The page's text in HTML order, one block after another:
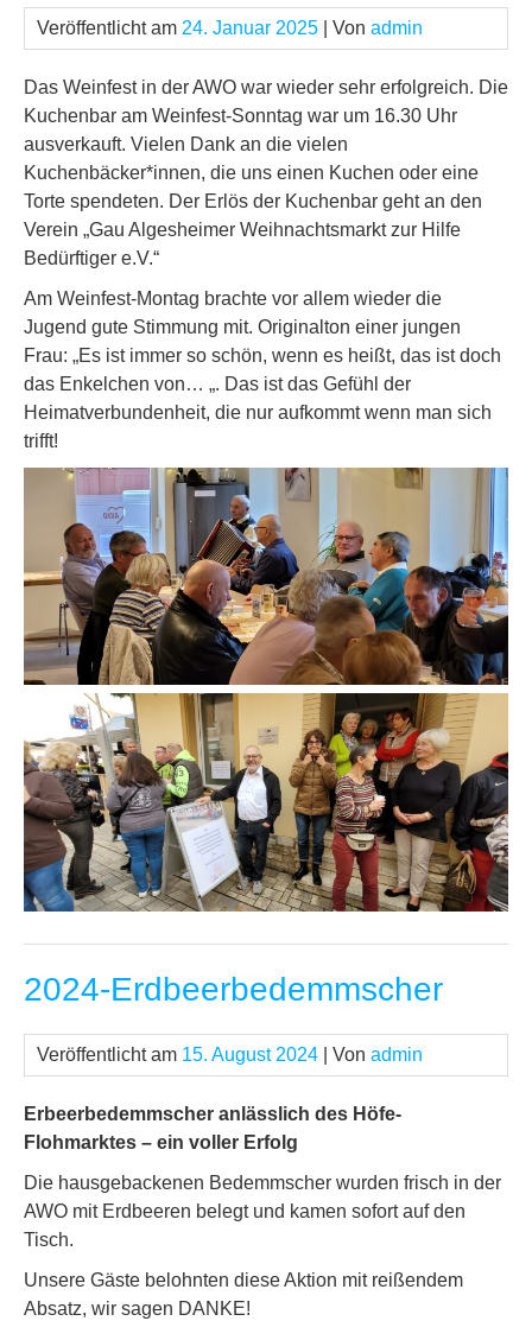
Veröffentlicht am 24. Januar 2025 | Von admin
Das Weinfest in der AWO war wieder sehr erfolgreich. Die
Kuchenbar am Weinfest-Sonntag war um 16.30 Uhr
ausverkauft. Vielen Dank an die vielen
Kuchenbäcker*innen, die uns einen Kuchen oder eine
Torte spendeten. Der Erlös der Kuchenbar geht an den
Verein „Gau Algesheimer Weihnachtsmarkt zur Hilfe
Bedürftiger e.V.“
Am Weinfest-Montag brachte vor allem wieder die
Jugend gute Stimmung mit. Originalton einer jungen
Frau: „Es ist immer so schön, wenn es heißt, das ist doch
das Enkelchen von… „. Das ist das Gefühl der
Heimatverbundenheit, die nur aufkommt wenn man sich
trifft!
2024-Erdbeerbedemmscher
Veröffentlicht am 15. August 2024 | Von admin
Erbeerbedemmscher anlässlich des Höfe-
Flohmarktes – ein voller Erfolg
Die hausgebackenen Bedemmscher wurden frisch in der
AWO mit Erdbeeren belegt und kamen sofort auf den
Tisch.
Unsere Gäste belohnten diese Aktion mit reißendem
Absatz, wir sagen DANKE!